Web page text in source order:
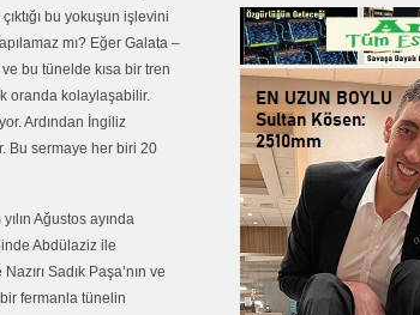
bu yokuşun işlevini
mı? Eğer Galata –
ve bu tünelde kısa bir tren
oranda kolaylaşabilir.
Ardından İngiliz
Bu sermaye her biri 20
Ağustos ayında
Abdülaziz ile
Sadık Paşa’nın ve
fermanla tünelin